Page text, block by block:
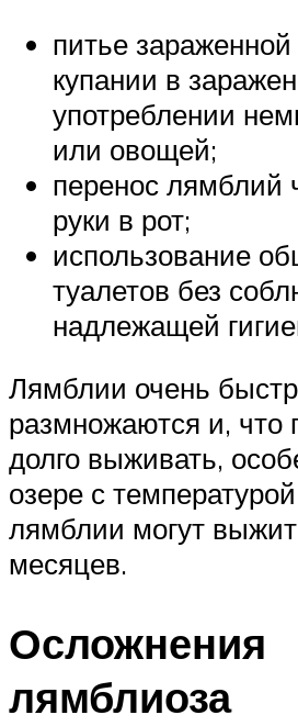
питье
купании в
употреблении
или овощей;
перенос лямблий
руки в рот;
использование
туалетов без
надлежащей
Лямблии очень
размножаются и, что
долго выживать,
озере с
лямблии могут
месяцев.
Осложнения
лямблиоза